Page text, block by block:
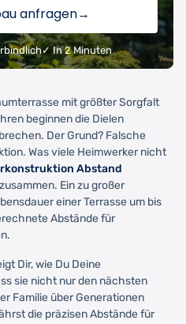
anfragen→
✓ In 2 Minuten
mit größter Sorgfalt
beginnen die Dielen
Der Grund? Falsche
Was viele Heimwerker nicht
Abstand
Ein zu großer
einer Terrasse um bis
Abstände für
Dir, wie Du Deine
sie nicht nur den nächsten
Familie über Generationen
die präzisen Abstände für